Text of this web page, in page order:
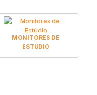
MONITORES DE
ESTÚDIO